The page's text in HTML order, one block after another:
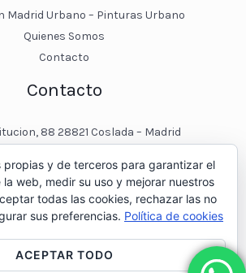
Madrid Urbano – Pinturas Urbano
Quienes Somos
Contacto
Contacto
88 28821 Coslada – Madrid
+34 – 643 00 74 11
propias y de terceros para garantizar el
web, medir su uso y mejorar nuestros
todas las cookies, rechazar las no
sus preferencias. Política de cookies
ACEPTAR TODO